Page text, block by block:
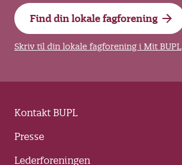
Find din lokale fagforening
Skriv til din lokale fagforening i Mit BUPL
Kontakt BUPL
Presse
Lederforeningen